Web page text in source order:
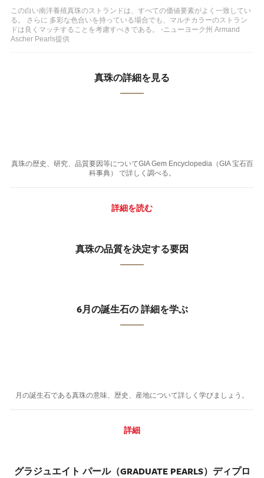
この白い南洋養殖真珠のストランドは、すべての価値要素がよく一致してい
る。 さらに 多彩な色合いを持っている場合でも、マルチカラーのストラン
ドは良くマッチすることを考慮すべきである。 -ニューヨーク州 Armand
Ascher Pearls提供
真珠の詳細を見る
真珠の歴史、研究、品質要因等についてGIA Gem Encyclopedia（GIA 宝石百
科事典） で詳しく調べる。
詳細を読む
真珠の品質を決定する要因
6月の誕生石の 詳細を学ぶ
月の誕生石である真珠の意味、歴史、産地について詳しく学びましょう。
詳細
グラジュエイト パール（GRADUATE PEARLS）ディプロ